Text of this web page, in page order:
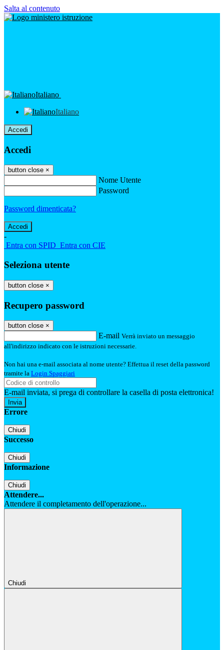
Salta al contenuto
Italiano
Italiano
Accedi
Accedi
button close ×
Nome Utente
Password
Password dimenticata?
-
Entra con SPID Entra con CIE
Seleziona utente
button close ×
Recupero password
button close ×
E-mail Verrà inviato un messaggio
all'indirizzo indicato con le istruzioni necessarie.
Non hai una e-mail associata al nome utente? Effettua il reset della password
tramite la Login Spaggiari
E-mail inviata, si prega di controllare la casella di posta elettronica!
Errore
Chiudi
Successo
Chiudi
Informazione
Chiudi
Attendere...
Attendere il completamento dell'operazione...
Chiudi